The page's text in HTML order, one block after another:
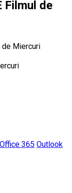
Filmul de
Office 365 Outlook